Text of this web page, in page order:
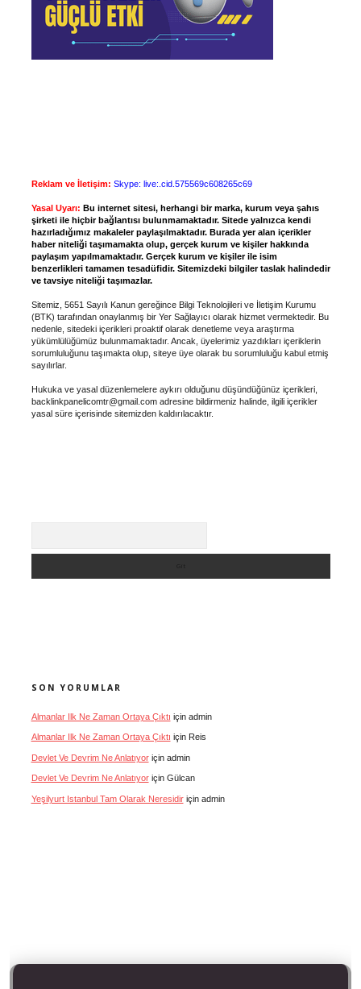
Reklam ve İletişim: Skype: live:.cid.575569c608265c69
Yasal Uyarı: Bu internet sitesi, herhangi bir marka, kurum veya şahıs
şirketi ile hiçbir bağlantısı bulunmamaktadır. Sitede yalnızca kendi
hazırladığımız makaleler paylaşılmaktadır. Burada yer alan içerikler
haber niteliği taşımamakta olup, gerçek kurum ve kişiler hakkında
paylaşım yapılmamaktadır. Gerçek kurum ve kişiler ile isim
benzerlikleri tamamen tesadüfidir. Sitemizdeki bilgiler taslak halindedir
ve tavsiye niteliği taşımazlar.
Sitemiz, 5651 Sayılı Kanun gereğince Bilgi Teknolojileri ve İletişim Kurumu
(BTK) tarafından onaylanmış bir Yer Sağlayıcı olarak hizmet vermektedir. Bu
nedenle, sitedeki içerikleri proaktif olarak denetleme veya araştırma
yükümlülüğümüz bulunmamaktadır. Ancak, üyelerimiz yazdıkları içeriklerin
sorumluluğunu taşımakta olup, siteye üye olarak bu sorumluluğu kabul etmiş
sayılırlar.
Hukuka ve yasal düzenlemelere aykırı olduğunu düşündüğünüz içerikleri,
backlinkpanelicomtr@gmail.comadresine bildirmeniz halinde, ilgili içerikler
yasal süre içerisinde sitemizden kaldırılacaktır.
SON YORUMLAR
Almanlar Ilk Ne Zaman Ortaya Çıktı için admin
Almanlar Ilk Ne Zaman Ortaya Çıktı için Reis
Devlet Ve Devrim Ne Anlatıyoriçin admin
Devlet Ve Devrim Ne Anlatıyoriçin Gülcan
Yeşilyurt Istanbul Tam Olarak Neresidiriçin admin